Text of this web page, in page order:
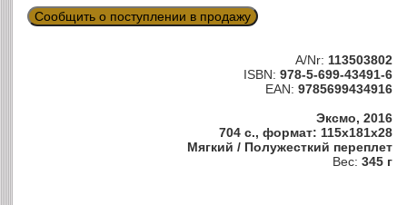
Сообщить о поступлении в продажу
A/Nr: 113503802
ISBN: 978-5-699-43491-6
EAN: 9785699434916
Эксмо, 2016
704 с., формат: 115x181x28
Мягкий / Полужесткий переплет
Вес: 345 г